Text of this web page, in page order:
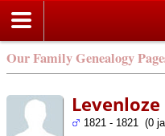
Our Family Genealogy
1821 - 1821 (0